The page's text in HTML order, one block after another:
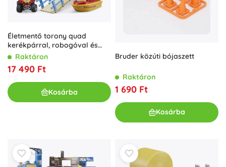
Életmentő torony quad
kerékpárral, robogóval és
figurával
Raktáron
17 490 Ft
Kosárba
Bruder közúti bójaszett
Raktáron
1 690 Ft
Kosárba